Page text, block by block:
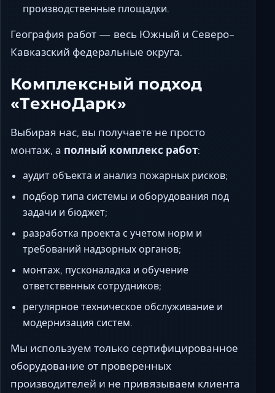
производственные площадки.
География работ — весь Южный и Северо-
Кавказский федеральные округа.
Комплексный подход
«ТехноДарк»
Выбирая нас, вы получаете не просто
монтаж, а полный комплекс работ:
аудит объекта и анализ пожарных рисков;
подбор типа системы и оборудования под
задачи и бюджет;
разработка проекта с учетом норм и
требований надзорных органов;
монтаж, пусконаладка и обучение
ответственных сотрудников;
регулярное техническое обслуживание и
модернизация систем.
Мы используем только сертифицированное
оборудование от проверенных
производителей и не привязываем клиента